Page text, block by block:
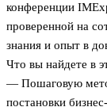
конференции
проверенной на
знания и опыт в
Что вы найдете в
— Пошаговую
постановки